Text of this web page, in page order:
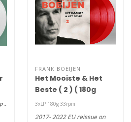
-
FRANK BOEIJEN
Het Mooiste & Het
Beste ( 2 ) ( 180g
colour vinyl 3LP )
3xLP 180g 33rpm
2017- 2022 EU reissue on